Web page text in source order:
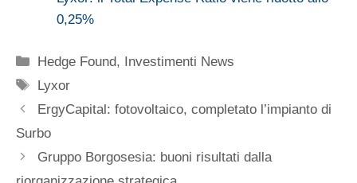
0,25%
Categorie
Hedge Found,
Investimenti News
Tag
Lyxor
ErgyCapital: fotovoltaico, completato l’impianto di
Surbo
Gruppo Borgosesia: buoni risultati dalla